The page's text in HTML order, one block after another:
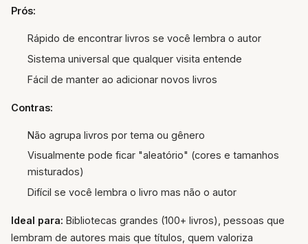
Prós:
Rápido de encontrar livros se você lembra o autor
Sistema universal que qualquer visita entende
Fácil de manter ao adicionar novos livros
Contras:
Não agrupa livros por tema ou gênero
Visualmente pode ficar "aleatório" (cores e tamanhos
misturados)
Difícil se você lembra o livro mas não o autor
Ideal para: Bibliotecas grandes (100+ livros), pessoas que
lembram de autores mais que títulos, quem valoriza